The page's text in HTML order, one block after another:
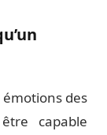
des
capable